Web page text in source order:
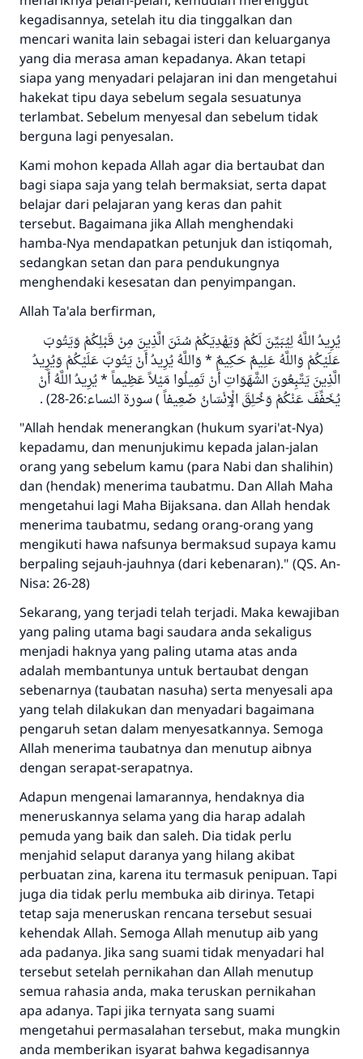
kegadisannya, setelah itu dia tinggalkan dan
mencari wanita lain sebagai isteri dan keluarganya
yang dia merasa aman kepadanya. Akan tetapi
siapa yang menyadari pelajaran ini dan mengetahui
hakekat tipu daya sebelum segala sesuatunya
terlambat. Sebelum menyesal dan sebelum tidak
berguna lagi penyesalan.
Kami mohon kepada Allah agar dia bertaubat dan
bagi siapa saja yang telah bermaksiat, serta dapat
belajar dari pelajaran yang keras dan pahit
tersebut. Bagaimana jika Allah menghendaki
hamba-Nya mendapatkan petunjuk dan istiqomah,
sedangkan setan dan para pendukungnya
menghendaki kesesatan dan penyimpangan.
Allah Ta'ala berfirman,
يُرِيدُ اللَّهُ لِيُبَيِّنَ لَكُمْ وَيَهْدِيَكُمْ سُنَنَ الَّذِينَ مِنْ قَبْلِكُمْ وَيَتُوبَ
عَلَيْكُمْ وَاللَّهُ عَلِيمٌ حَكِيمٌ * وَاللَّهُ يُرِيدُ أَنْ يَتُوبَ عَلَيْكُمْ وَيُرِيدُ
الَّذِينَ يَتَّبِعُونَ الشَّهَوَاتِ أَنْ تَمِيلُوا مَيْلاً عَظِيماً * يُرِيدُ اللَّهُ أَنْ
يُخَفِّفَ عَنْكُمْ وَخُلِقَ الْإِنْسَانُ ضَعِيفاً ) سورة النساء:26-28) .
"Allah hendak menerangkan (hukum syari'at-Nya)
kepadamu, dan menunjukimu kepada jalan-jalan
orang yang sebelum kamu (para Nabi dan shalihin)
dan (hendak) menerima taubatmu. Dan Allah Maha
mengetahui lagi Maha Bijaksana. dan Allah hendak
menerima taubatmu, sedang orang-orang yang
mengikuti hawa nafsunya bermaksud supaya kamu
berpaling sejauh-jauhnya (dari kebenaran)." (QS. An-
Nisa: 26-28)
Sekarang, yang terjadi telah terjadi. Maka kewajiban
yang paling utama bagi saudara anda sekaligus
menjadi haknya yang paling utama atas anda
adalah membantunya untuk bertaubat dengan
sebenarnya (taubatan nasuha) serta menyesali apa
yang telah dilakukan dan menyadari bagaimana
pengaruh setan dalam menyesatkannya. Semoga
Allah menerima taubatnya dan menutup aibnya
dengan serapat-serapatnya.
Adapun mengenai lamarannya, hendaknya dia
meneruskannya selama yang dia harap adalah
pemuda yang baik dan saleh. Dia tidak perlu
menjahid selaput daranya yang hilang akibat
perbuatan zina, karena itu termasuk penipuan. Tapi
juga dia tidak perlu membuka aib dirinya. Tetapi
tetap saja meneruskan rencana tersebut sesuai
kehendak Allah. Semoga Allah menutup aib yang
ada padanya. Jika sang suami tidak menyadari hal
tersebut setelah pernikahan dan Allah menutup
semua rahasia anda, maka teruskan pernikahan
apa adanya. Tapi jika ternyata sang suami
mengetahui permasalahan tersebut, maka mungkin
anda memberikan isyarat bahwa kegadisannya
Jawaban no. 110845
menyelamatkan pernikahan.
Bantu kami dalam memberikan jawaban untuk umat
"Siapa yang menunjukkan suatu kebaikan,
meka dia akan mendapatkan pahala yang
sama dengan orang yang melakukannya"
MUSLIM, 1893
Saham